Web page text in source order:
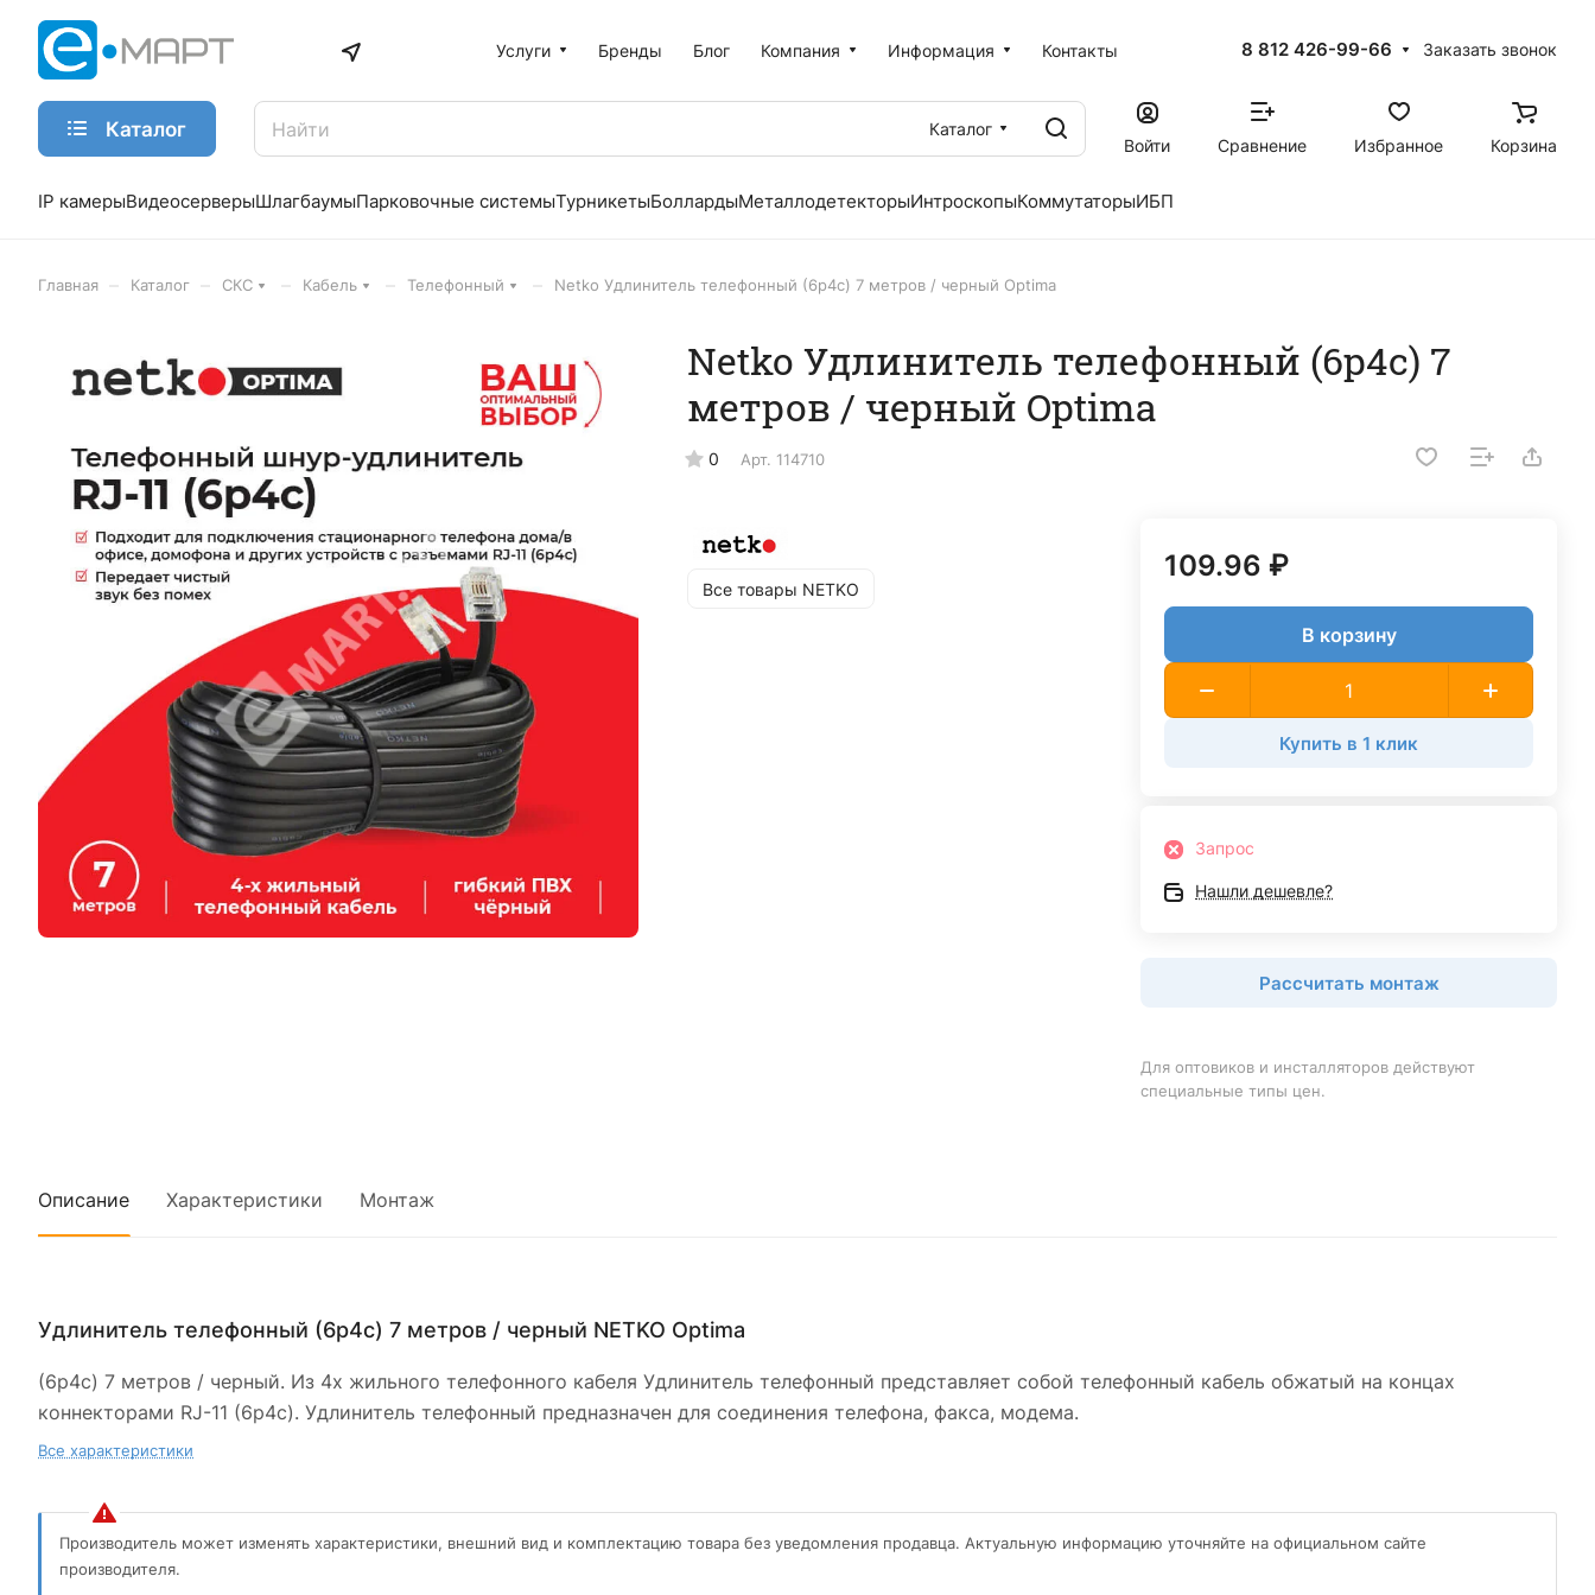
Услуги Бренды Блог Компания Информация Контакты 8 812 426-99-66 Заказать звонок
Каталог
Каталог
Войти
Сравнение Избранное Корзина
IP камерыВидеосерверыШлагбаумыПарковочные системыТурникетыБоллардыМеталлодетекторыИнтроскопыКоммутаторыИБП
Главная Каталог СКС Кабель Телефонный Netko Удлинитель телефонный (6р4с) 7 метров / черный Optima
Netko Удлинитель телефонный (6р4с) 7
метров / черный Optima
0 Арт. 114710
Все товары NETKO
109.96 ₽
В корзину
Купить в 1 клик
Запрос
Нашли дешевле?
Рассчитать монтаж
Для оптовиков и инсталляторов действуют
специальные типы цен.
Описание Характеристики Монтаж
Удлинитель телефонный (6р4с) 7 метров / черный NETKO Optima
(6р4с) 7 метров / черный. Из 4х жильного телефонного кабеля Удлинитель телефонный представляет собой телефонный кабель обжатый на концах
коннекторами RJ-11 (6p4c). Удлинитель телефонный предназначен для соединения телефона, факса, модема.
Все характеристики
Производитель может изменять характеристики, внешний вид и комплектацию товара без уведомления продавца. Актуальную информацию уточняйте на официальном сайте
производителя.